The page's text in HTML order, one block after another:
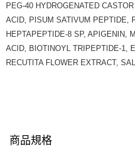
PEG-40 HYDROGENATED
ACID, PISUM SATIVUM PEPTIDE,
HEPTAPEPTIDE-8 SP, APIGENIN,
ACID, BIOTINOYL TRIPEPTIDE-1,
RECUTITA FLOWER EXTRACT,
商品規格